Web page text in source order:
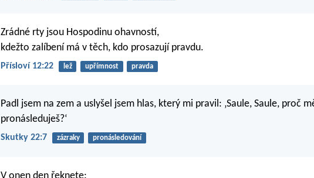
Zrádné rty jsou Hospodinu ohavností,
kdežto zalíbení má v těch, kdo prosazují pravdu.
Přísloví 12:22 lež upřímnost pravda
Padl jsem na zem a uslyšel jsem hlas, který mi pravil: ‚Saule, Saule, proč
pronásleduješ?‘
Skutky 22:7 zázraky pronásledování
V onen den řeknete: